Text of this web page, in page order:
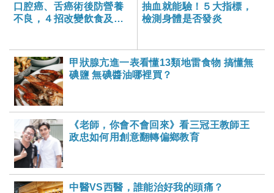
口腔癌、舌癌術後防營養
不良，４招改變飲食及變
抽血就能驗！５大指標，
檢測身體是否發炎
甲狀腺亢進一表看懂13類地雷食物 搞懂無
碘鹽 無碘醬油哪裡買？
《老師，你會不會回來》看三冠王教師王
政忠如何用創意翻轉偏鄉教育
中醫VS西醫，誰能治好我的頭痛？